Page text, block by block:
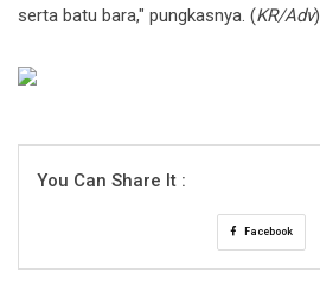
serta batu bara," pungkasnya. (KR/Adv)
You Can Share It :
Facebook